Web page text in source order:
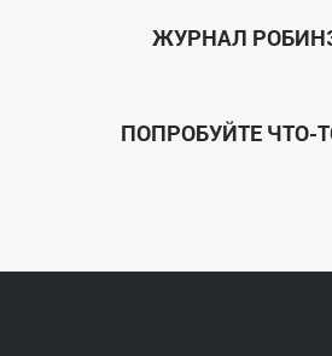
ЖУРНАЛ
ПОПРОБУЙТЕ ЧТО-